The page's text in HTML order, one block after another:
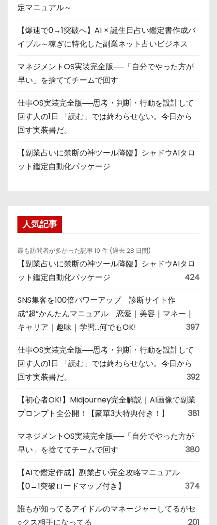
定マニュアル～
【爆速で0→1突破へ】AI × 誕生日占い鑑定書作成バ
イブル～稼ぎに特化した副業ネット占いビジネス
マネジメントOS実装完全版──「自分でやった方が
早い」を捨ててチームで回す
仕事OS実装完全版──思考・判断・行動を設計して
回す人の1日 「読む」では終わらせない。今日から
回す実装書だ。
【副業占いに禁断の神ツール降臨】シャドウAIタロ
ット鑑定自動化パッケージ
人気記事
最も訪問者が多かった記事 10 件 (過去 28 日間)
【副業占いに禁断の神ツール降臨】シャドウAIタロ
ット鑑定自動化パッケージ
424
SNS集客を100倍パワーアップ 診断サイト作
成“超”かんたんマニュアル 恋愛｜美容｜マネー｜
キャリア｜趣味｜学習…何でもOK!
397
仕事OS実装完全版──思考・判断・行動を設計して
回す人の1日 「読む」では終わらせない。今日から
回す実装書だ。
392
【初心者OK!】Midjourney完全解説｜AI画像で副業
プロンプト全公開！【豪華3大特典付き！】
381
マネジメントOS実装完全版──「自分でやった方が
早い」を捨ててチームで回す
380
【AIで鑑定作成】副業占い完全攻略マニュアル
【0→1突破ロードマップ付き】
374
誰もが知ってるアイドルのマネージャーしてるがセ
○クス相手になってる
201